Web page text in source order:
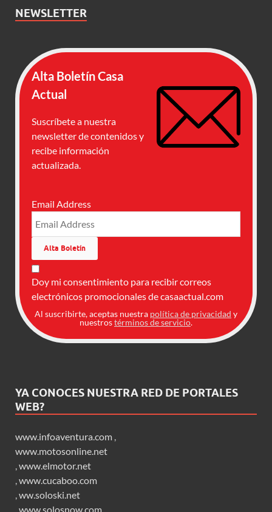
NEWSLETTER
Alta Boletín Casa
Actual
Suscríbete a nuestra
newsletter de contenidos y
recibe información
actualizada.
Email Address
Doy mi consentimiento para recibir correos
electrónicos promocionales de casaactual.com
Al suscribirte, aceptas nuestra política de privacidad y
nuestrostérminos de servicio.
YA CONOCES NUESTRA RED DE PORTALES
WEB?
www.infoaventura.com ,
www.motosonline.net
,www.elmotor.net
,www.cucaboo.com
,ww.soloski.net
www.solosnow.com